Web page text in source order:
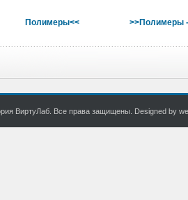
Полимеры<< >>Полимеры
ВиртуЛаб. Все права защищены. Designed by